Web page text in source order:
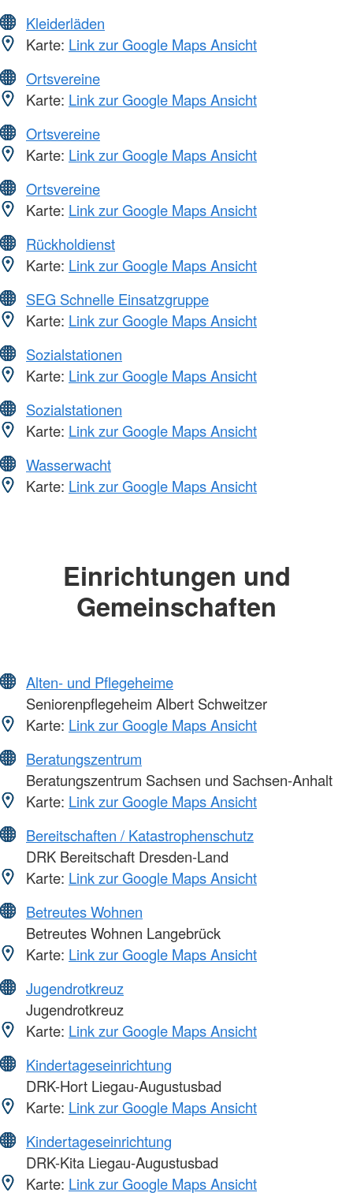
Kleiderläden
Karte: Link zur Google Maps Ansicht
Ortsvereine
Karte: Link zur Google Maps Ansicht
Ortsvereine
Karte: Link zur Google Maps Ansicht
Ortsvereine
Karte: Link zur Google Maps Ansicht
Rückholdienst
Karte: Link zur Google Maps Ansicht
SEG Schnelle Einsatzgruppe
Karte: Link zur Google Maps Ansicht
Sozialstationen
Karte: Link zur Google Maps Ansicht
Sozialstationen
Karte: Link zur Google Maps Ansicht
Wasserwacht
Karte: Link zur Google Maps Ansicht
Einrichtungen und
Gemeinschaften
Alten- und Pflegeheime
Seniorenpflegeheim Albert Schweitzer
Karte: Link zur Google Maps Ansicht
Beratungszentrum
Beratungszentrum Sachsen und Sachsen-Anhalt
Karte: Link zur Google Maps Ansicht
Bereitschaften / Katastrophenschutz
DRK Bereitschaft Dresden-Land
Karte: Link zur Google Maps Ansicht
Betreutes Wohnen
Betreutes Wohnen Langebrück
Karte: Link zur Google Maps Ansicht
Jugendrotkreuz
Jugendrotkreuz
Karte: Link zur Google Maps Ansicht
Kindertageseinrichtung
DRK-Hort Liegau-Augustusbad
Karte: Link zur Google Maps Ansicht
Kindertageseinrichtung
DRK-Kita Liegau-Augustusbad
Karte: Link zur Google Maps Ansicht